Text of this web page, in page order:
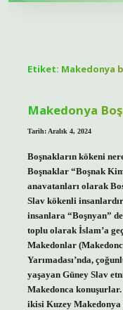
Etiket: Makedonya
Makedonya
Tarih: Aralık 4, 2024
Boşnakların kökeni
Boşnaklar “Boşnak
anavatanları olarak
Slav kökenli
insanlara “Boşnyan”
toplu olarak İslam’a
Makedonlar
Yarımadası’nda,
yaşayan Güney Slav
Makedonca
ikisi Kuzey Makedonya